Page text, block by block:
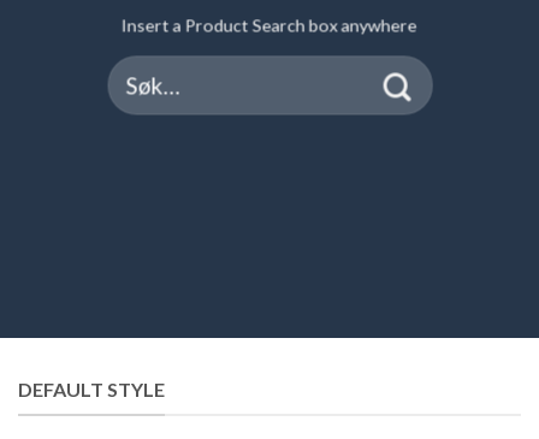
Insert a Product Search box anywhere
Søk
etter:
DEFAULT STYLE